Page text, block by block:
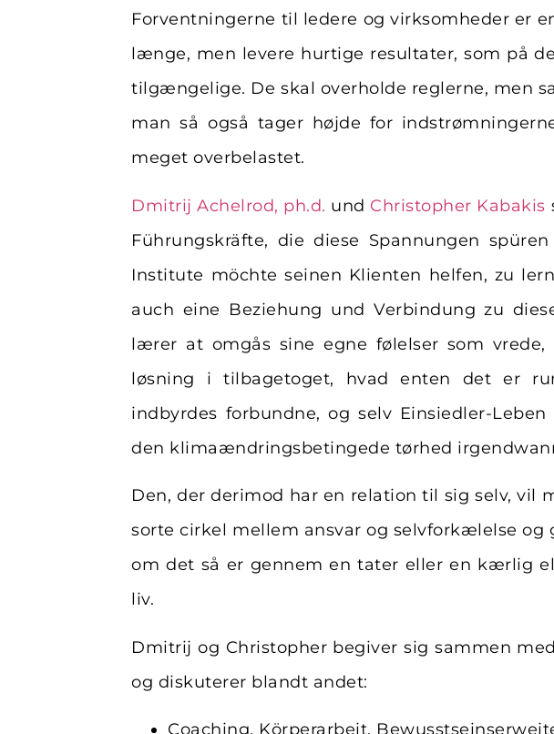
Forventningerne til ledere og virksomheder er
længe, men levere hurtige resultater, som på
tilgængelige. De skal overholde reglerne, men
man så også tager højde for
meget overbelastet.
Dmitrij Achelrod, ph.d. und Christopher Kabakis
Führungskräfte, die diese Spannungen
Institute möchte seinen Klienten helfen, zu
auch eine Beziehung und Verbindung zu
lærer at omgås sine egne følelser som
løsning i tilbagetoget, hvad enten det er
indbyrdes forbundne, og selv Einsiedler-
den klimaændringsbetingede tørhed
Den, der derimod har en relation til sig selv,
sorte cirkel mellem ansvar og selvforkælelse
om det så er gennem en tater eller en kærlig
liv.
Dmitrij og Christopher begiver sig sammen
og diskuterer blandt andet:
Coaching, Körperarbeit,